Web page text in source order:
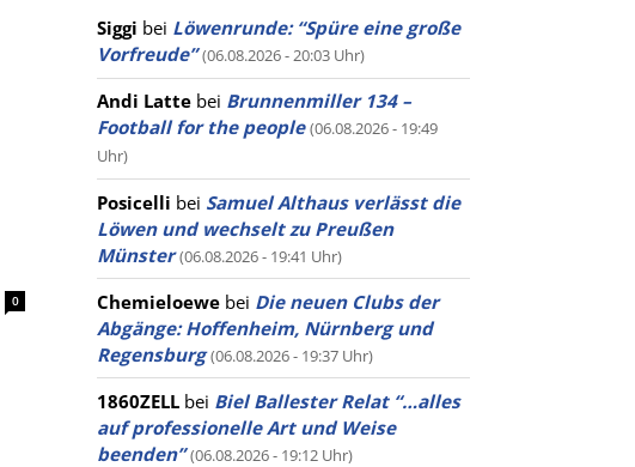
0
Siggi bei Löwenrunde: “Spüre eine große
Vorfreude” (06.08.2026 - 20:03 Uhr)
Andi Latte bei Brunnenmiller 134 –
Football for the people (06.08.2026 - 19:49
Uhr)
Posicelli bei Samuel Althaus verlässt die
Löwen und wechselt zu Preußen
Münster (06.08.2026 - 19:41 Uhr)
Chemieloewe bei Die neuen Clubs der
Abgänge: Hoffenheim, Nürnberg und
Regensburg (06.08.2026 - 19:37 Uhr)
1860ZELL bei Biel Ballester Relat “…alles
auf professionelle Art und Weise
beenden” (06.08.2026 - 19:12 Uhr)